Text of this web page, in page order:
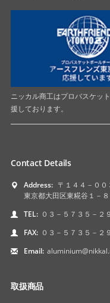
ニッカル商工はプロバスケッ
援しております。
Contact Details
Address: 〒１４４－００
東京都大田区東糀谷１－８
TEL: ０３－５７３５－２
FAX: ０３－５７３５－２
Email:
取扱商品